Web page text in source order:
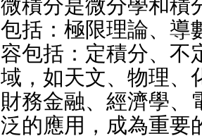
微積分是微分學和積
包括：極限理論、導
容包括：定積分、不
域，如天文、物理、
財務金融、經濟學、
泛的應用，成為重要